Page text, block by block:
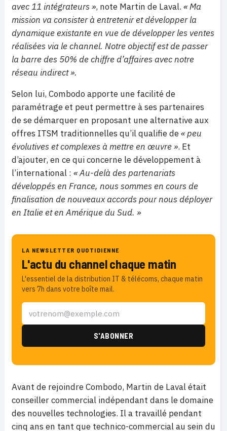
avec 11 intégrateurs », note Martin de Laval. « Ma
mission va consister à entretenir et développer la
dynamique existante en vue de développer les ventes
réalisées via le channel. Notre objectif est de passer
la barre des 50% de chiffre d’affaires avec notre
réseau indirect ».
Selon lui, Combodo apporte une facilité de
paramétrage et peut permettre à ses partenaires
de se démarquer en proposant une alternative aux
offres ITSM traditionnelles qu’il qualifie de« peu
évolutives et complexes à mettre en œuvre ». Et
d’ajouter, en ce qui concerne le développement à
l’international : « Au-delà des partenariats
développés en France, nous sommes en cours de
finalisation de nouveaux accords pour nous déployer
en Italie et en Amérique du Sud. »
LA NEWSLETTER QUOTIDIENNE
L'actu du channel chaque matin
L'essentiel de la distribution IT & télécoms, chaque matin
vers 7h dans votre boîte mail.
Avant de rejoindre Combodo, Martin de Laval était
conseiller commercial indépendant dans le domaine
des nouvelles technologies. Il a travaillé pendant
cinq ans en tant que technico-commercial au sein du